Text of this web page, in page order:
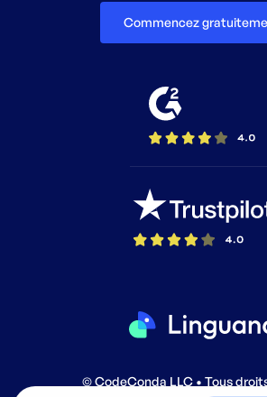
Commencez
© CodeConda LLC • Tous